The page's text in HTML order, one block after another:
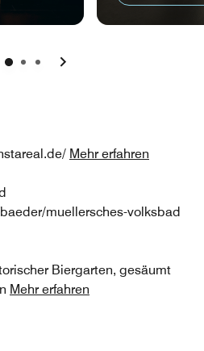
Weiter
Mehr erfahren
muellersches-volksbad
Biergarten, gesäumt
Mehr erfahren